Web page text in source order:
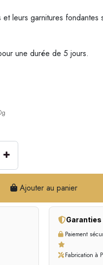
leurs garnitures fondantes
une durée de 5 jours.
Ajouter au panier
Garanties
Paiement
Fabrication à